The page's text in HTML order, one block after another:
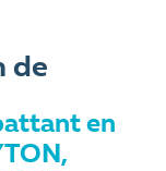
de
en